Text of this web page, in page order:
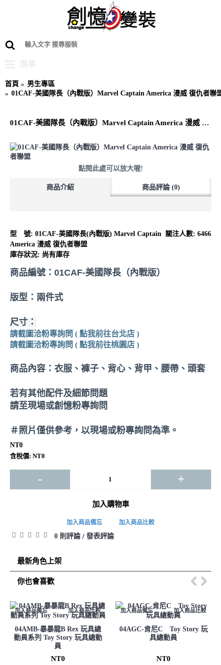
首頁
男生專區
01CAF-美國隊長（內戰版）Marvel Captain America 漫威 復仇者聯
01CAF-美國隊長（內戰版）Marvel Captain America 漫威 復仇者聯盟
點閱此處可以放大喔!
商品介紹 商品評論 (0)
關注人數: 6466
型 號: 01CAF-美國隊長(內戰版) Marvel Captain
America 漫威 復仇者聯盟
庫存狀況: 尚有庫存
商品編號：01CAF-美國隊長（內戰版）
版型：兩件式
尺寸：
請截圖洽粉專詢問 ( 點我前往台北店 )
請截圖洽粉專詢問 ( 點我前往桃園店 )
商品內容：衣服、褲子、背心、背甲、腰帶、頭套
若有其他配件及細節問題
請至現場或創憶粉專詢問
＃照片僅供參考，以現場或粉專詢問為準。
NT0
含稅價: NT0
- +
加入購物車
加入商品備忘 加入商品比較
0 則評論 / 發表評論
最新角色上架
你也會喜歡
加入商品備忘 加入商品比較
04AMB-暴暴龍B Rex 玩具總
動員系列 Toy Story 玩具總動
員
NT0
加入商品備忘 加入商品比較
04AGC-肯尼C Toy Story 玩
具總動員
NT0